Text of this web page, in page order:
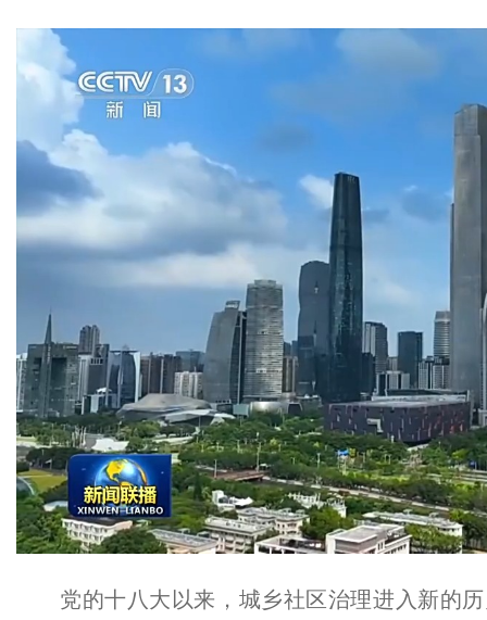
党的十八大以来，城乡社区治理进入新的